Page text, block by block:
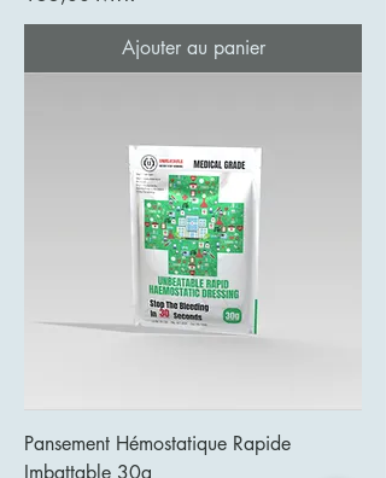
Ajouter au panier
Pansement Hémostatique Rapide
Imbattable 30g